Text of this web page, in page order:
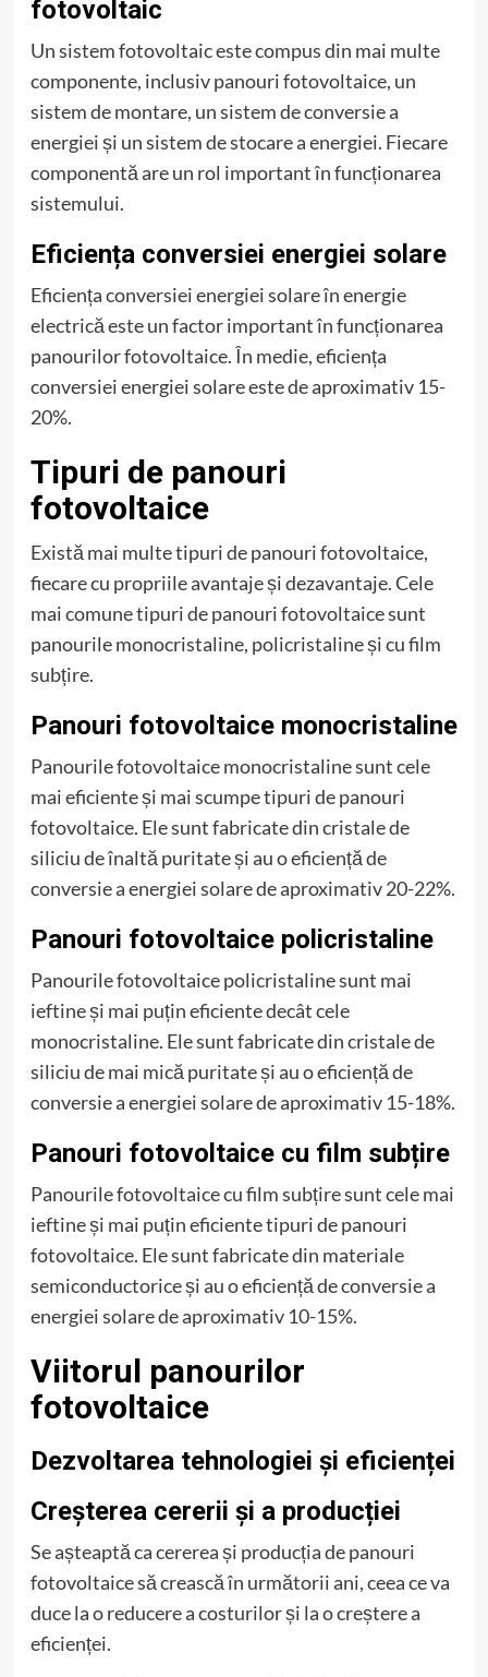
fotovoltaic
Un sistem fotovoltaic este compus din mai multe
componente, inclusiv panouri fotovoltaice, un
sistem de montare, un sistem de conversie a
energiei și un sistem de stocare a energiei. Fiecare
componentă are un rol important în funcționarea
sistemului.
Eficiența conversiei energiei solare
Eficiența conversiei energiei solare în energie
electrică este un factor important în funcționarea
panourilor fotovoltaice. În medie, eficiența
conversiei energiei solare este de aproximativ 15-
20%.
Tipuri de panouri
fotovoltaice
Există mai multe tipuri de panouri fotovoltaice,
fiecare cu propriile avantaje și dezavantaje. Cele
mai comune tipuri de panouri fotovoltaice sunt
panourile monocristaline, policristaline și cu film
subțire.
Panouri fotovoltaice monocristaline
Panourile fotovoltaice monocristaline sunt cele
mai eficiente și mai scumpe tipuri de panouri
fotovoltaice. Ele sunt fabricate din cristale de
siliciu de înaltă puritate și au o eficiență de
conversie a energiei solare de aproximativ 20-22%.
Panouri fotovoltaice policristaline
Panourile fotovoltaice policristaline sunt mai
ieftine și mai puțin eficiente decât cele
monocristaline. Ele sunt fabricate din cristale de
siliciu de mai mică puritate și au o eficiență de
conversie a energiei solare de aproximativ 15-18%.
Panouri fotovoltaice cu film subțire
Panourile fotovoltaice cu film subțire sunt cele mai
ieftine și mai puțin eficiente tipuri de panouri
fotovoltaice. Ele sunt fabricate din materiale
semiconductorice și au o eficiență de conversie a
energiei solare de aproximativ 10-15%.
Viitorul panourilor
fotovoltaice
Dezvoltarea tehnologiei și eficienței
Creșterea cererii și a producției
Se așteaptă ca cererea și producția de panouri
fotovoltaice să crească în următorii ani, ceea ce va
duce la o reducere a costurilor și la o creștere a
eficienței.